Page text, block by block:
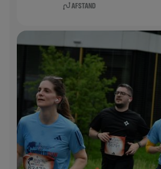
AFSTAND